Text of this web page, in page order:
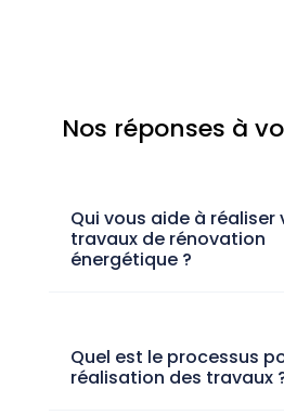
Nos réponses à
Qui vous aide à réaliser
travaux de rénovation
énergétique ?
Quel est le processus
réalisation des travaux